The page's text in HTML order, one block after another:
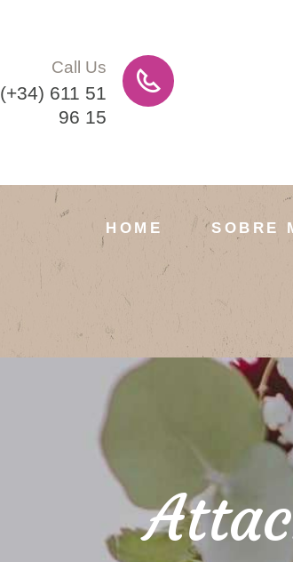
Call Us
(+34) 611 51
96 15
HOME SOBRE